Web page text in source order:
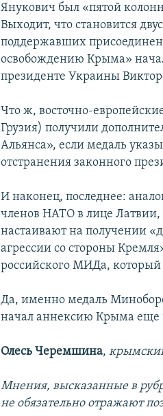
Янукович был «пятой
Выходит, что становится
поддержавших
освобождению Крыма»
президенте Украины
Что ж, восточно-
Грузия) получили
Альянса», если медаль
отстранения законного
И наконец, последнее:
членов НАТО в лице
настаивают на получении
агрессии со стороны
российского МИДа,
Да, именно медаль
начал аннексию Крыма еще
Олесь Черемшина,
Мнения, высказанные в
не обязательно отражают